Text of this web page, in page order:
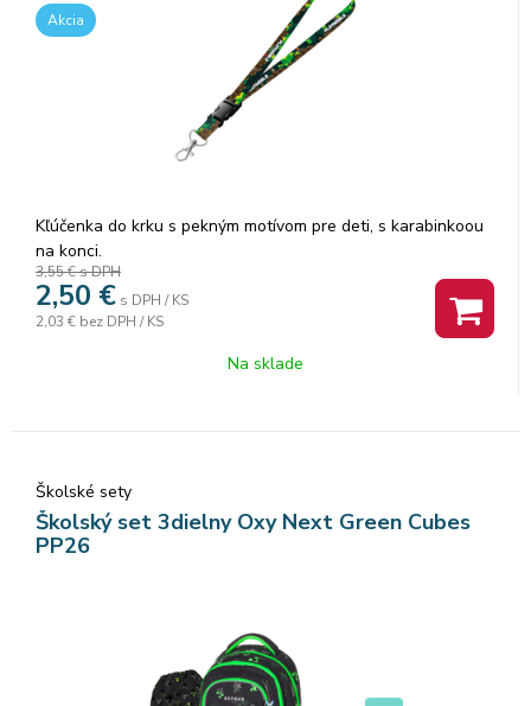
Akcia
Kľúčenka do krku s pekným motívom pre deti, s karabinkoou
na konci.
3,55 €s DPH
2,50 € s DPH / KS
2,03 € bez DPH / KS
Na sklade
Školské sety
Školský set 3dielny Oxy Next Green Cubes
PP26